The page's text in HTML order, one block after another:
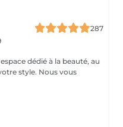
287
dédié à la beauté, au
Nous vous